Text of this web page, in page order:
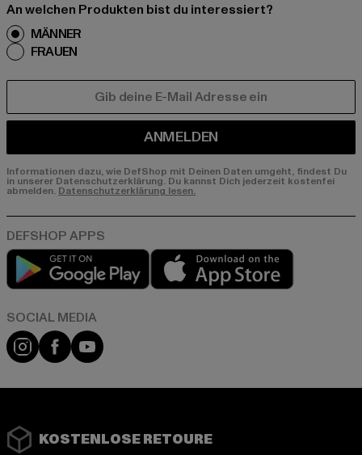
An welchen Produkten bist du interessiert?
MÄNNER
FRAUEN
ANMELDEN
Informationen dazu, wie DefShop mit Deinen Daten umgeht, findest Du
in unserer Datenschutzerklärung. Du kannst Dich jederzeit kostenfei
abmelden. Datenschutzerklärung lesen.
Play market
Instagram
FacebookYouTube
KOSTENLOSE RETOURE